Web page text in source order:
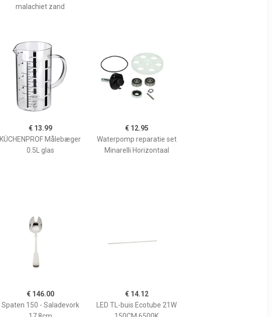
malachiet zand
€ 13.99
KÜCHENPROF Målebæger
0.5L glas
€ 12.95
Waterpomp reparatie set
Minarelli Horizontaal
€ 146.00
Spaten 150 - Saladevork
€ 14.12
LED TL-buis Ecotube 21W